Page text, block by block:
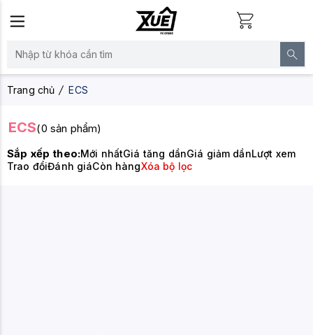
Trang chủ ECS
ECS(0 sản phẩm)
Sắp xếp theo:Mới nhấtGiá tăng dầnGiá giảm dầnLượt xem
Trao đổiĐánh giáCòn hàngXóa bộ lọc